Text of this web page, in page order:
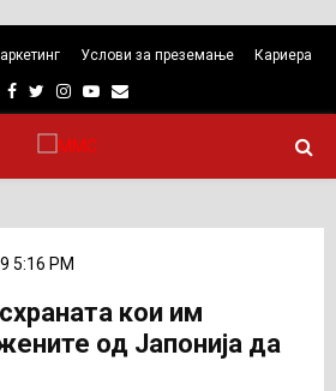
Услови за преземање Кариера
Facebook
TwitterInstagram
Youtube
Email
5:16 PM
кои им
од Јапонија да